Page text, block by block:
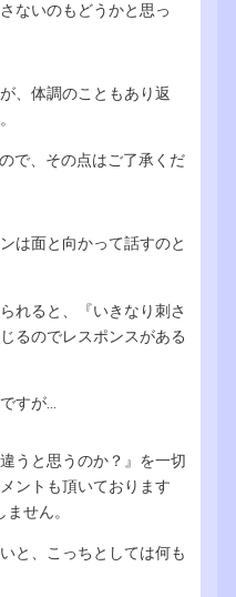
ないのもどうかと思っ
、体調のこともあり返
で、その点はご了承くだ
は面と向かって話すのと
れると、『いきなり刺さ
るのでレスポンスがある
すが...
うと思うのか？』を一切
ントも頂いております
せん。
と、こっちとしては何も